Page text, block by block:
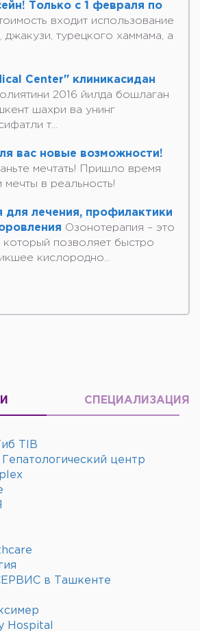
Только с 1 февраля по
входит использование
джакузи, турецкого хаммама, а
Center" клиникасидан
2016 йилда бошлаган
шахри ва унинг
т...
вас новые возможности!
мечтать! Пришло время
мечты в реальность!
для лечения, профилактики
Озонотерапия – это
который позволяет быстро
кислородно...
СПЕЦИАЛИЗАЦИЯ
TIB
центр
в Ташкенте
Hospital